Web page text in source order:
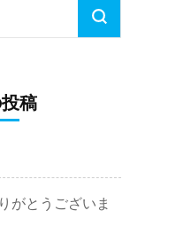
稿
がとうございま